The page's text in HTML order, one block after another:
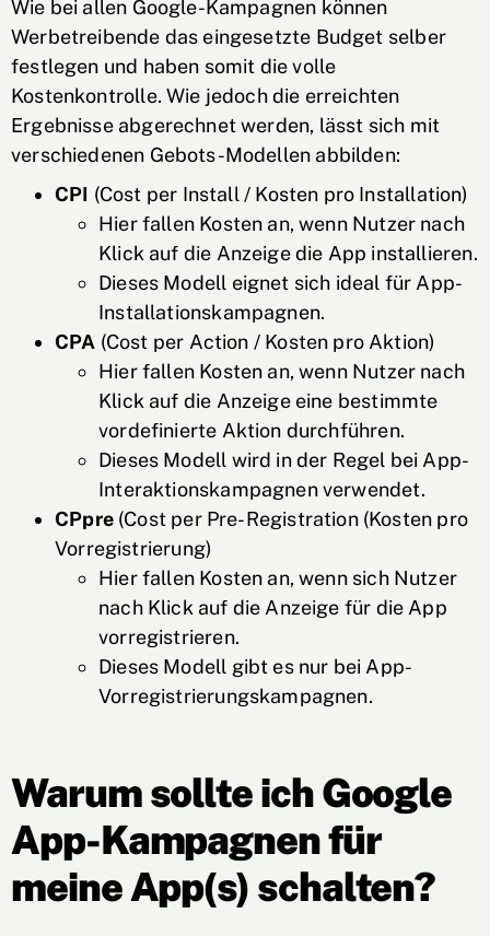
Wie bei allen Google-Kampagnen können
Werbetreibende das eingesetzte Budget selber
festlegen und haben somit die volle
Kostenkontrolle. Wie jedoch die erreichten
Ergebnisse abgerechnet werden, lässt sich mit
verschiedenen Gebots-Modellen abbilden:
CPI (Cost per Install / Kosten pro Installation)
Hier fallen Kosten an, wenn Nutzer nach
Klick auf die Anzeige die App installieren.
Dieses Modell eignet sich ideal für App-
Installationskampagnen.
CPA (Cost per Action / Kosten pro Aktion)
Hier fallen Kosten an, wenn Nutzer nach
Klick auf die Anzeige eine bestimmte
vordefinierte Aktion durchführen.
Dieses Modell wird in der Regel bei App-
Interaktionskampagnen verwendet.
CPpre(Cost per Pre-Registration (Kosten pro
Vorregistrierung)
Hier fallen Kosten an, wenn sich Nutzer
nach Klick auf die Anzeige für die App
vorregistrieren.
Dieses Modell gibt es nur bei App-
Vorregistrierungskampagnen.
Warum sollte ich Google
App-Kampagnen für
meine App(s) schalten?